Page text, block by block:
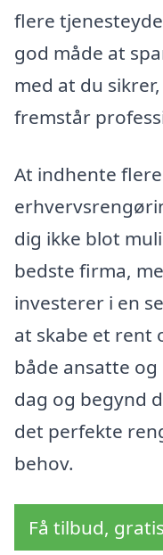
flere
god måde at
med at du
fremstår
At indhente
dig ikke blot
bedste firma,
investerer i en
at skabe et rent
både ansatte
dag og begynd
det perfekte
behov.
Få tilbud,